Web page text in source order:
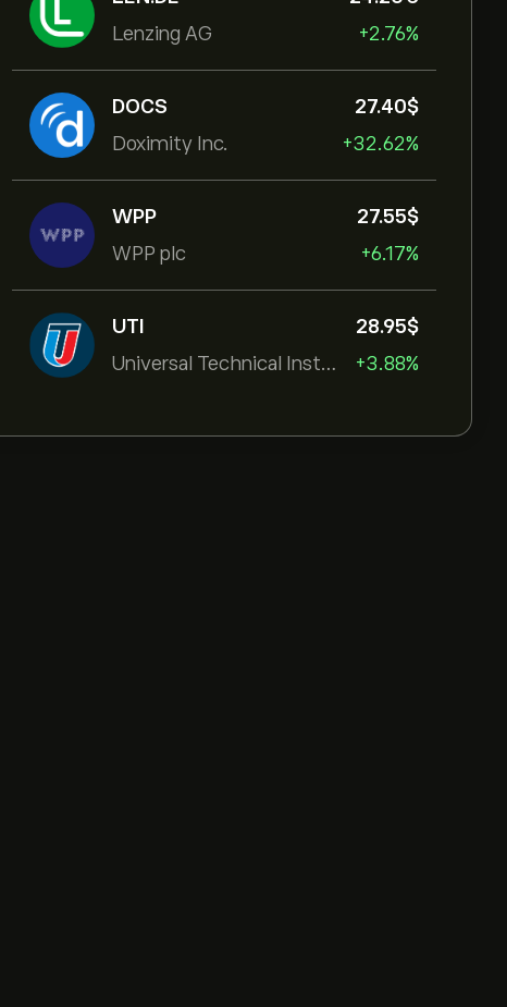
Lenzing AG
+2.76%
DOCS
Doximity Inc.
27.40‎$‎
+32.62%
WPP
WPP plc
27.55‎$‎
+6.17%
UTI
Universal Technical Institut
28.95‎$‎
+3.88%